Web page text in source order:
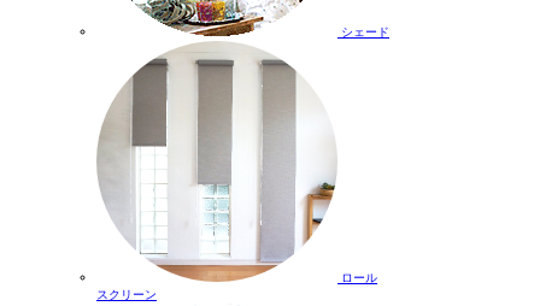
シェード
ロール
スクリーン